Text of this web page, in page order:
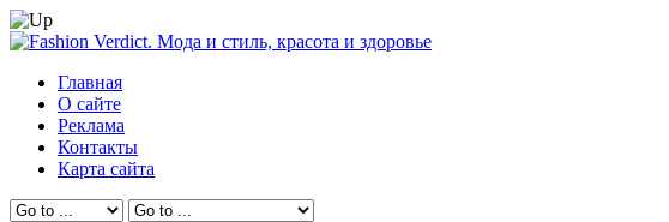
Главная
О сайте
Реклама
Контакты
Карта сайта